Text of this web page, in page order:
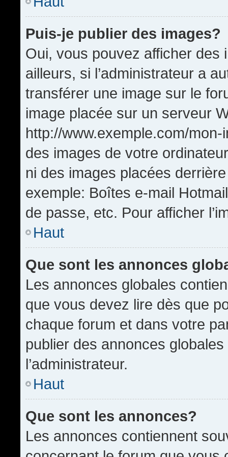
Puis-je publier des images?
Oui, vous pouvez afficher
ailleurs, si l’administrateur a
transférer une image sur le
image placée sur un serveur
http://www.exemple.com/
des images de votre
ni des images placées
exemple: Boîtes e-mail
de passe, etc. Pour afficher
Haut
Que sont les annonces
Les annonces globales
que vous devez lire dès que
chaque forum et dans votre
publier des annonces
l’administrateur.
Haut
Que sont les annonces?
Les annonces contiennent